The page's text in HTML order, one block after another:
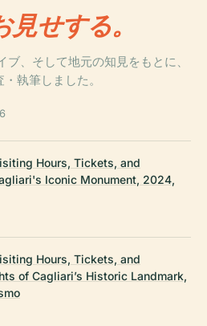
せする。
、そして地元の知見をもとに、
執筆しました。
Hours, Tickets, and
Iconic Monument, 2024,
Hours, Tickets, and
of Cagliari’s Historic Landmark,